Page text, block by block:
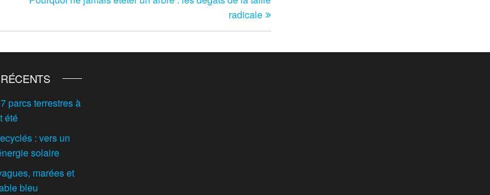
radicale
parcs terrestres à
été
: vers un
solaire
marées et
bleu